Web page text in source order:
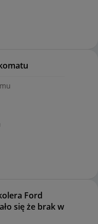
Ford
się że brak w